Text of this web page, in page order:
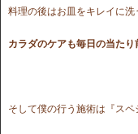
料理の後はお皿をキレイに洗
カラダのケアも毎日の当たり
そして僕の行う施術は『スペ